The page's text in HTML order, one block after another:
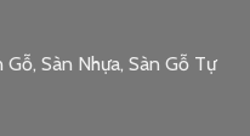
Sàn Nhựa, Sàn Gỗ Tự